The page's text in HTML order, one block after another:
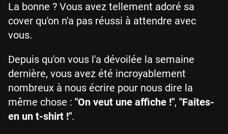
La bonne ? Vous avez tellement adoré sa
cover qu'on n'a pas réussi à attendre avec
vous.
Depuis qu'on vous l'a dévoilée la semaine
dernière, vous avez été incroyablement
nombreux à nous écrire pour nous dire la
même chose : "On veut une affiche !", "Faites-
en un t-shirt !".